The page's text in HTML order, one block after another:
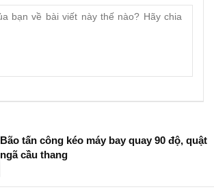
Bão tấn công kéo máy bay quay 90 độ, quật
ngã cầu thang